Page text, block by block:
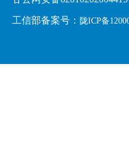
工信部备案号： 陇ICP备